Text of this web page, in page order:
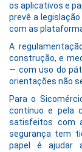
os aplicativos e
prevê a
com as
A
construção, e
— com uso do
orientações não
Para o
contínuo e pela
satisfeitos com
segurança tem
papel é ajudar